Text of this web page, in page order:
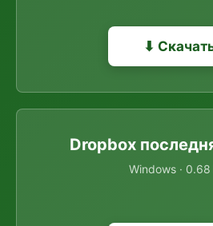
⬇
Dropbox
Windows · 0.68